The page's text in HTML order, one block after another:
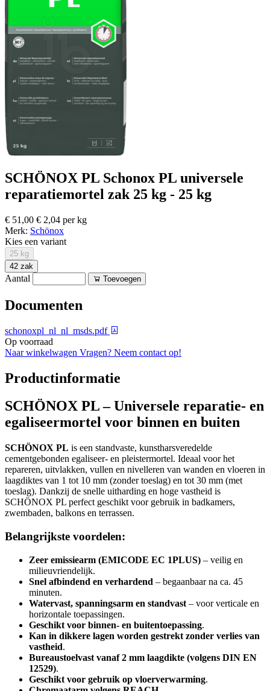
SCHÖNOX PL Schonox PL universele
reparatiemortel zak 25 kg - 25 kg
€ 51,00 € 2,04 per kg
Merk: Schönox
Kies een variant
25 kg
42 zak
Aantal Toevoegen
Documenten
schonoxpl_nl_nl_msds.pdf
Op voorraad
Naar winkelwagen Vragen? Neem contact op!
Productinformatie
SCHÖNOX PL – Universele reparatie- en
egaliseermortel voor binnen en buiten
SCHÖNOX PL is een standvaste, kunstharsveredelde
cementgebonden egaliseer- en pleistermortel. Ideaal voor het
repareren, uitvlakken, vullen en nivelleren van wanden en vloeren in
laagdiktes van 1 tot 10 mm (zonder toeslag) en tot 30 mm (met
toeslag). Dankzij de snelle uitharding en hoge vastheid is
SCHÖNOX PL perfect geschikt voor gebruik in badkamers,
zwembaden, balkons en terrassen.
Belangrijkste voordelen:
Zeer emissiearm (EMICODE EC 1PLUS) – veilig en
milieuvriendelijk.
Snel afbindend en verhardend – begaanbaar na ca. 45
minuten.
Watervast, spanningsarm en standvast – voor verticale en
horizontale toepassingen.
Geschikt voor binnen- en buitentoepassing.
Kan in dikkere lagen worden gestrekt zonder verlies van
vastheid.
Bureaustoelvast vanaf 2 mm laagdikte (volgens DIN EN
12529).
Geschikt voor gebruik op vloerverwarming.